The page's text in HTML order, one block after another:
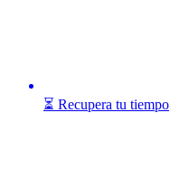
⏳ Recupera tu tiempo